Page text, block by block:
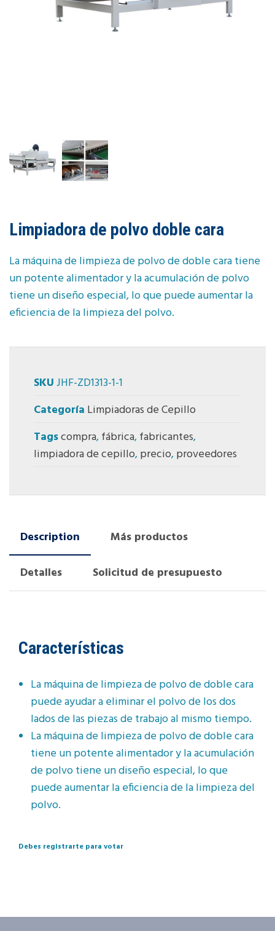
Limpiadora de polvo doble cara
La máquina de limpieza de polvo de doble cara tiene
un potente alimentador y la acumulación de polvo
tiene un diseño especial, lo que puede aumentar la
eficiencia de la limpieza del polvo.
SKUJHF-ZD1313-1-1
Categoría Limpiadoras de Cepillo
Tagscompra,fábrica,fabricantes,
limpiadora de cepillo,precio,proveedores
Description
Más productos
Detalles
Solicitud de presupuesto
Características
La máquina de limpieza de polvo de doble cara
puede ayudar a eliminar el polvo de los dos
lados de las piezas de trabajo al mismo tiempo.
La máquina de limpieza de polvo de doble cara
tiene un potente alimentador y la acumulación
de polvo tiene un diseño especial, lo que
puede aumentar la eficiencia de la limpieza del
polvo.
Debes registrarte para votar